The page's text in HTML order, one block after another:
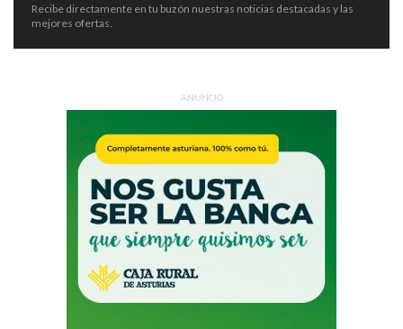
Recibe directamente en tu buzón nuestras noticias destacadas y las
mejores ofertas.
ANUNCIO